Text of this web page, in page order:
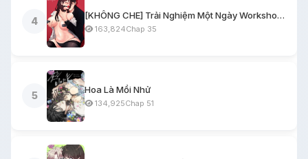
4
[KHÔNG CHE] Trải Nghiệm Một Ngày Workshop BDSM
163,824Chap 35
5
Hoa Là Mồi Nhử
134,925Chap 51